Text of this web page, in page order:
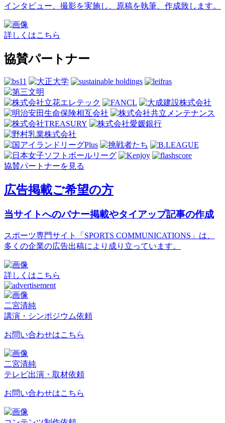
インタビュー、撮影を実施し、原稿を執筆、作成致します。
詳しくはこちら
協賛パートナー
協賛パートナーを見る
広告掲載ご希望の方
当サイトへのバナー掲載やタイアップ記事の作成
スポーツ専門サイト「SPORTS COMMUNICATIONS」は、
多くの企業の広告出稿により成り立っています。
詳しくはこちら
二宮清純
講演・シンポジウム依頼
お問い合わせはこちら
二宮清純
テレビ出演・取材依頼
お問い合わせはこちら